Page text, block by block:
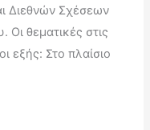
Διεθνών Σχέσεων
θεματικές στις
εξής: Στο πλαίσιο